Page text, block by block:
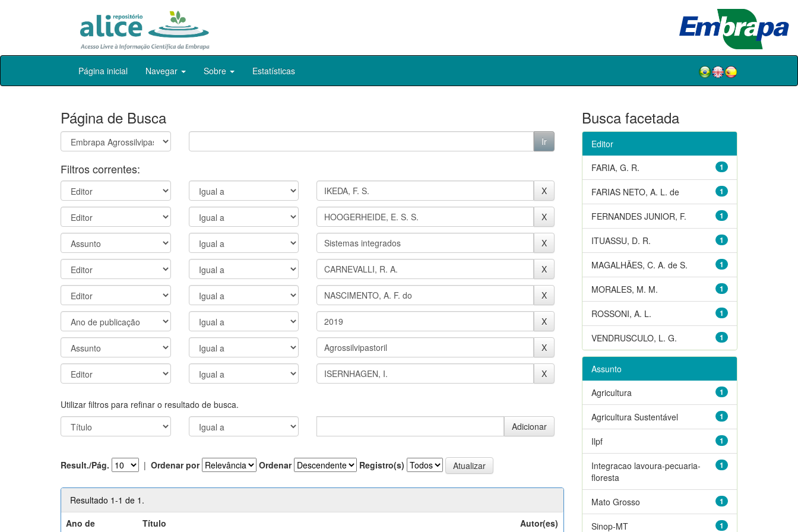
Skip
Página inicial Navegar Sobre Estatísticas
Página de Busca
Filtros correntes:
Utilizar filtros para refinar o resultado de busca.
Result./Pág. | Ordenar por Ordenar Registro(s)
Resultado 1-1 de 1.
Ano de
Título Autor(es)
Busca facetada
Editor
1
FARIA, G. R.
1
FARIAS NETO, A. L. de
1
FERNANDES JUNIOR, F.
1
ITUASSU, D. R.
1
MAGALHÃES, C. A. de S.
1
MORALES, M. M.
1
ROSSONI, A. L.
1
VENDRUSCULO, L. G.
Assunto
1
Agricultura
1
Agricultura Sustentável
1
Ilpf
1
Integracao lavoura-pecuaria-
floresta
1
Mato Grosso
1
Sinop-MT